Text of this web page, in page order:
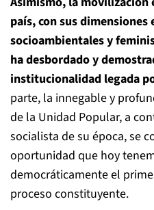
país, con sus
socioambientales y
ha desbordado y
institucionalidad legada
parte, la innegable y
de la Unidad Popular, a
socialista de su época, se
oportunidad que hoy
democráticamente el
proceso constituyente.